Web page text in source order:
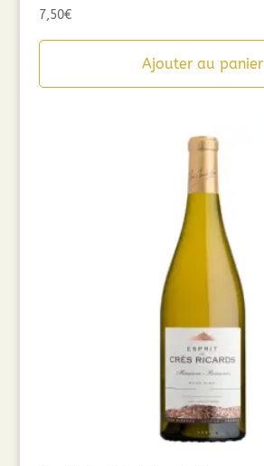
7,50€
Ajouter au panier